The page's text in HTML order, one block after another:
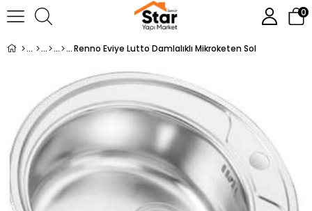
0
Renno Eviye Lutto Damlalıklı Mikroketen Sol